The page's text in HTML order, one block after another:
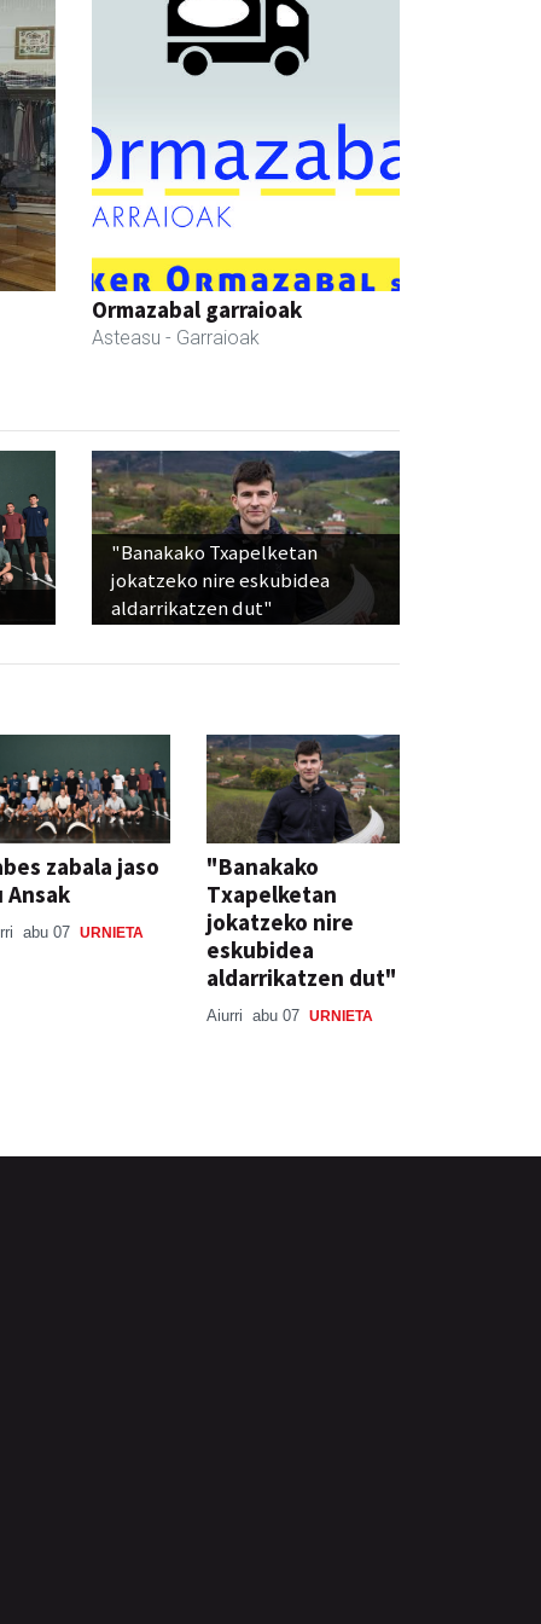
Ormazabal garraioak
Asteasu - Garraioak
"Banakako Txapelketan
jokatzeko nire eskubidea
aldarrikatzen dut"
zabala jaso
Ansak
abu 07 URNIETA
"Banakako
Txapelketan
jokatzeko nire
eskubidea
aldarrikatzen dut"
Aiurri abu 07 URNIETA